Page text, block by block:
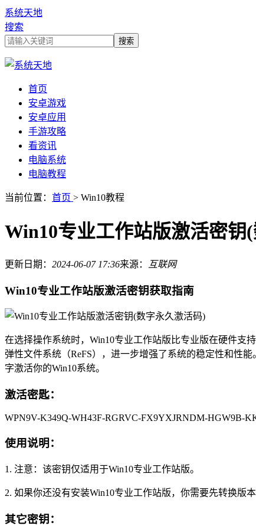
系统天地
搜索
首页
安卓游戏
安卓应用
手游攻略
看资讯
电脑系统
电脑教程
当前位置： 首页 > Win10教程
Win10专业工作站版激活密钥
更新日期： 2024-06-07 17:36来源： 互联网
Win10专业工作站版激活密钥获取指南
在选择操作系统时，Win10专业工作站版比专业版在硬件支
弹性文件系统（ReFS），进一步增强了系统的稳定性和性
字激活你的Win10系统。
激活密匙：
WPN9V-K349Q-WH43F-RGRVC-FX9YXJRNDM-HGW9B-
使用说明：
1. 注意：该密钥仅适用于Win10专业工作站版。
2. 如果你还没有安装Win10专业工作站版，你需要先转换版
其它密钥：